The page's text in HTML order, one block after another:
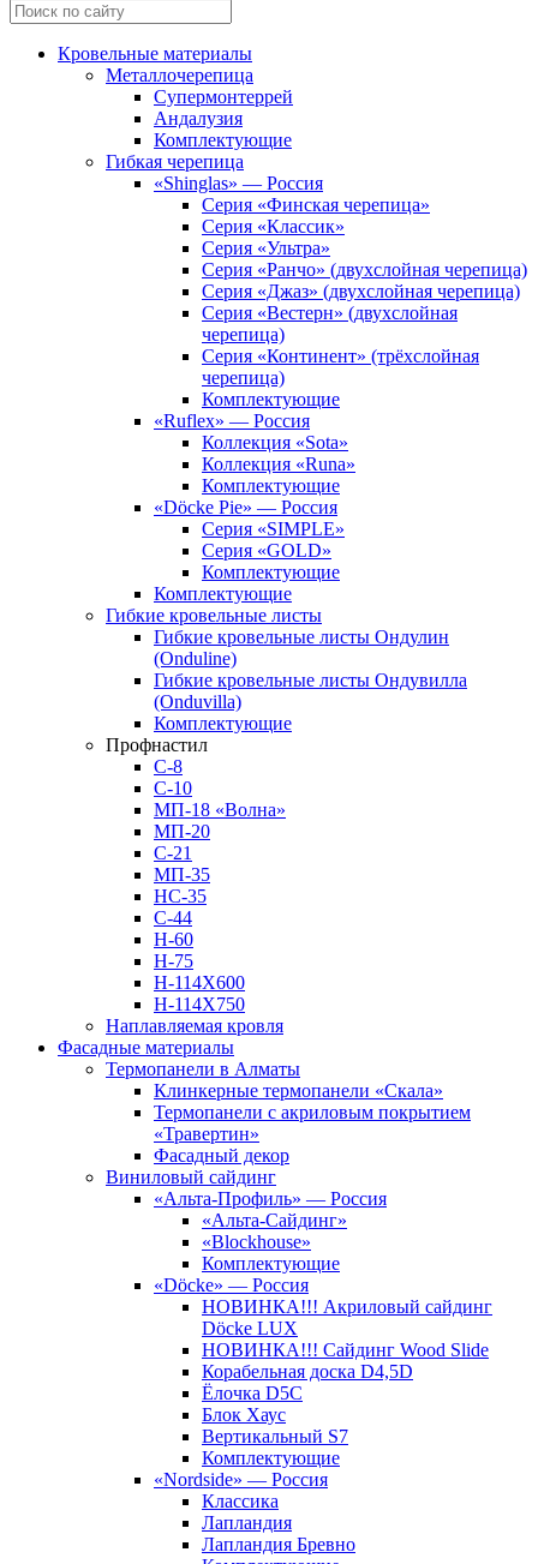
Кровельные материалы
Металлочерепица
Супермонтеррей
Андалузия
Комплектующие
Гибкая черепица
«Shinglas» — Россия
Серия «Финская черепица»
Серия «Классик»
Серия «Ультра»
Серия «Ранчо» (двухслойная черепица)
Серия «Джаз» (двухслойная черепица)
Серия «Вестерн» (двухслойная
черепица)
Серия «Континент» (трёхслойная
черепица)
Комплектующие
«Ruflex» — Россия
Коллекция «Sota»
Коллекция «Runa»
Комплектующие
«Döcke Pie» — Россия
Серия «SIMPLE»
Серия «GOLD»
Комплектующие
Комплектующие
Гибкие кровельные листы
Гибкие кровельные листы Ондулин
(Onduline)
Гибкие кровельные листы Ондувилла
(Onduvilla)
Комплектующие
Профнастил
С-8
С-10
МП-18 «Волна»
МП-20
С-21
МП-35
НС-35
С-44
Н-60
Н-75
Н-114Х600
Н-114Х750
Наплавляемая кровля
Фасадные материалы
Термопанели в Алматы
Клинкерные термопанели «Скала»
Термопанели с акриловым покрытием
«Травертин»
Фасадный декор
Виниловый сайдинг
«Альта-Профиль» — Россия
«Альта-Сайдинг»
«Blockhouse»
Комплектующие
«Döcke» — Россия
НОВИНКА!!! Акриловый сайдинг
Döcke LUX
НОВИНКА!!! Сайдинг Wood Slide
Корабельная доска D4,5D
Ёлочка D5C
Блок Хаус
Вертикальный S7
Комплектующие
«Nordside» — Россия
Классика
Лапландия
Лапландия Бревно